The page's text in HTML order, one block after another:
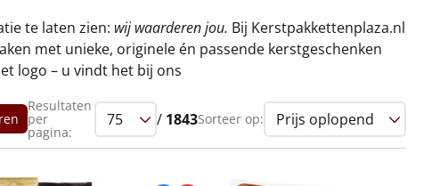
te laten zien: wij waarderen jou. Bij Kerstpakkettenplaza.nl
met unieke, originele én passende kerstgeschenken
logo – u vindt het bij ons
Resultaten
per
pagina:
/ 1843Sorteer op: